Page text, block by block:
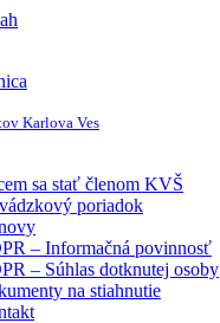
Karlova Ves
sa stať členom KVŠ
poriadok
– Informačná povinnosť
– Súhlas dotknutej osoby
na stiahnutie